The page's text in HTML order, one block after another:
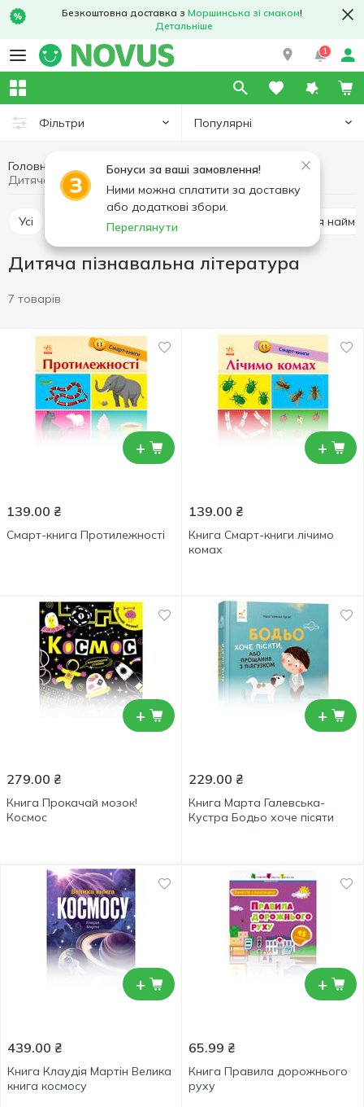
Безкоштовна доставка з Моршинська зі смаком!
Детальніше
1
Фільтри Популярні
Бонуси за ваші замовлення!
Ними можна сплатити за доставку
або додаткові збори.
Переглянути
Головна Хобі та відпочинок
Книги
Усі Розмальовки, наліпки, творчість Книги для
Дитяча пізнавальна література
7 товарів
+
139.00 ₴
Смарт-книга Протилежності
+
139.00 ₴
Книга Смарт-книги лічимо
комах
+
279.00 ₴
Книга Прокачай мозок!
Космос
+
229.00 ₴
Книга Марта Галевська-
Кустра Бодьо хоче пісяти
+
439.00 ₴
Книга Клаудія Мартін Велика
книга космосу
+
65.99 ₴
Книга Правила дорожнього
руху